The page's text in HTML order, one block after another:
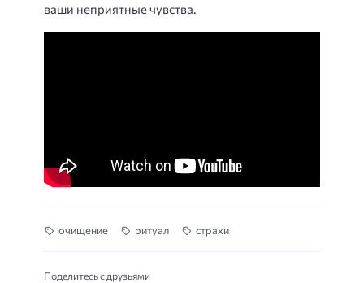
ваши неприятные чувства.
очищение ритуал страхи
Поделитесь с друзьями